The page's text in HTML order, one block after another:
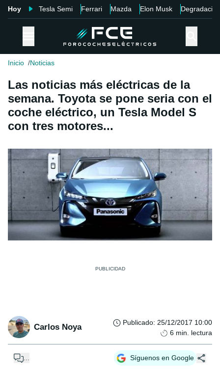
Hoy Tesla Semi Ferrari Mazda Elon Musk Degradación
Inicio Noticias
Las noticias más eléctricas de la
semana. Toyota se pone seria con el
coche eléctrico, un Tesla Model S
con tres motores...
Carlos Noya Publicado: 25/12/2017 10:00
6 min. lectura
Síguenos en Google